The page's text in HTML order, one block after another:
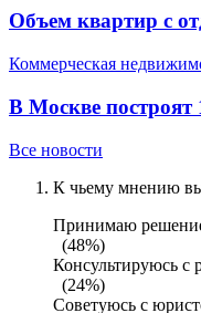
Объем квартир с
Коммерческая
В Москве
Все новости
К чьему мнению вы
Принимаю
(48%)
Консультируюсь с
(24%)
Советуюсь с